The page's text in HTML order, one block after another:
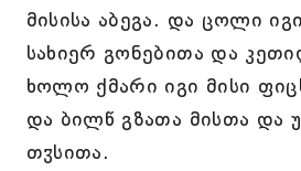
მისისა აბეგა. და ცოლი
სახიერ გონებითა და
ხოლო ქმარი იგი მისი
და ბილწ გზათა მისთა და
თჳსითა.